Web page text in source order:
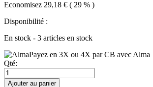
Economisez 29,18 € ( 29 % )
Disponibilité :
En stock - 3 articles en stock
Payez en 3X ou 4X par CB avec Alma
Qté:
Ajouter au panier